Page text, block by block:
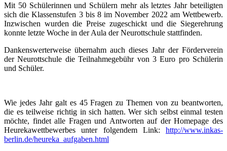
Mit 50 Schülerinnen und Schülern mehr als letztes Jahr beteiligten
sich die Klassenstufen 3 bis 8 im November 2022 am Wettbewerb.
Inzwischen wurden die Preise zugeschickt und die Siegerehrung
konnte letzte Woche in der Aula der Neurottschule stattfinden.
Dankenswerterweise übernahm auch dieses Jahr der Förderverein
der Neurottschule die Teilnahmegebühr von 3 Euro pro Schülerin
und Schüler.
Wie jedes Jahr galt es 45 Fragen zu Themen von zu beantworten,
die es teilweise richtig in sich hatten. Wer sich selbst einmal testen
möchte, findet alle Fragen und Antworten auf der Homepage des
Heurekawettbewerbes unter folgendem Link: http://www.inkas-
berlin.de/heureka_aufgaben.html